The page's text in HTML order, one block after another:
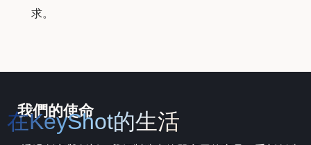
求。
我們的使命
在KeyShot的生活